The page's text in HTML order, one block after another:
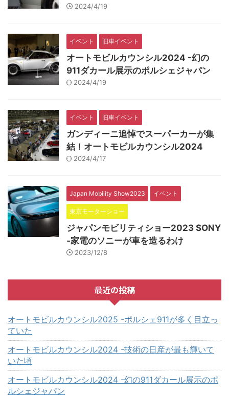
2024/4/19
イベント 旧車イベント
オートモビルカウンシル2024 -幻の
911ダカール展示のポルシェジャパン
2024/4/19
イベント 旧車イベント
ガンディーニ追悼でスーパーカーが集
結！オートモビルカウンシル2024
2024/4/17
Japan Mobility Show2023 イベント
東京モーターショー
ジャパンモビリティショー2023 SONY
-家電のソニーが車を造るわけ
2023/12/8
最近の投稿
オートモビルカウンシル2025 -ポルシェ911が多く目立っ
ていた
オートモビルカウンシル2024 -技術の日産が最も輝いて
いた頃
オートモビルカウンシル2024 -幻の911ダカール展示のポ
ルシェジャパン